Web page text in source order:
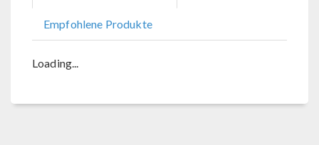
Empfohlene Produkte
Loading...